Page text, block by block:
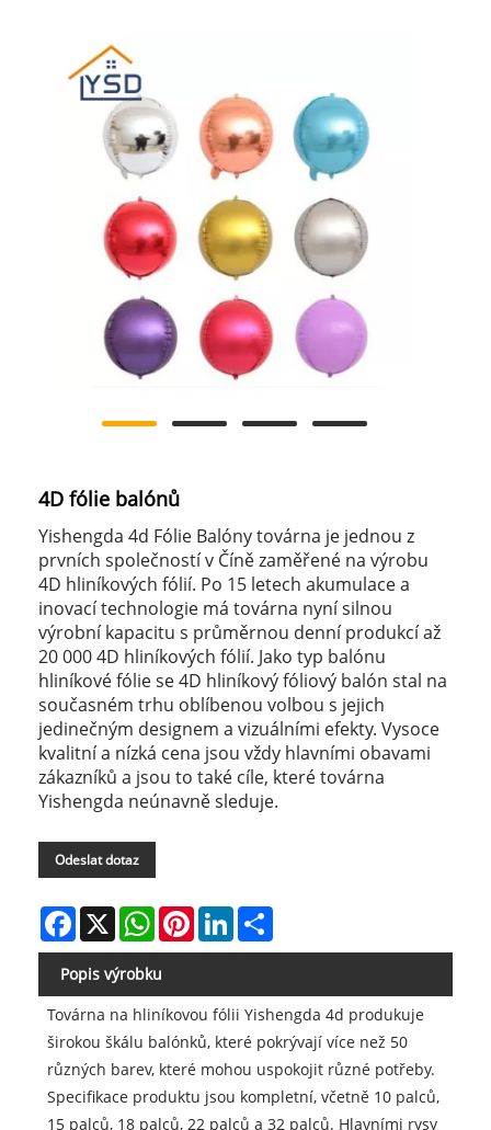
4D fólie balónů
Yishengda 4d Fólie Balóny továrna je jednou z
prvních společností v Číně zaměřené na výrobu
4D hliníkových fólií. Po 15 letech akumulace a
inovací technologie má továrna nyní silnou
výrobní kapacitu s průměrnou denní produkcí až
20 000 4D hliníkových fólií. Jako typ balónu
hliníkové fólie se 4D hliníkový fóliový balón stal na
současném trhu oblíbenou volbou s jejich
jedinečným designem a vizuálními efekty. Vysoce
kvalitní a nízká cena jsou vždy hlavními obavami
zákazníků a jsou to také cíle, které továrna
Yishengda neúnavně sleduje.
Odeslat dotaz
Facebook
X WhatsAppPinterestLinkedIn
Popis výrobku
Továrna na hliníkovou fólii Yishengda 4d produkuje
širokou škálu balónků, které pokrývají více než 50
různých barev, které mohou uspokojit různé potřeby.
Specifikace produktu jsou kompletní, včetně 10 palců,
15 palců, 18 palců, 22 palců a 32 palců. Hlavními rysy